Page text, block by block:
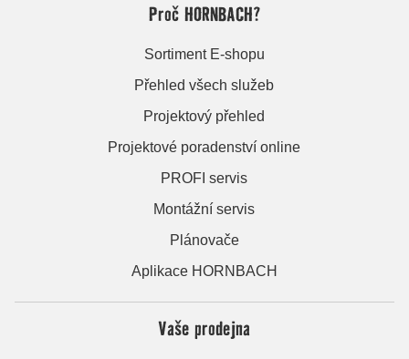
Proč HORNBACH?
Sortiment E-shopu
Přehled všech služeb
Projektový přehled
Projektové poradenství online
PROFI servis
Montážní servis
Plánovače
Aplikace HORNBACH
Vaše prodejna